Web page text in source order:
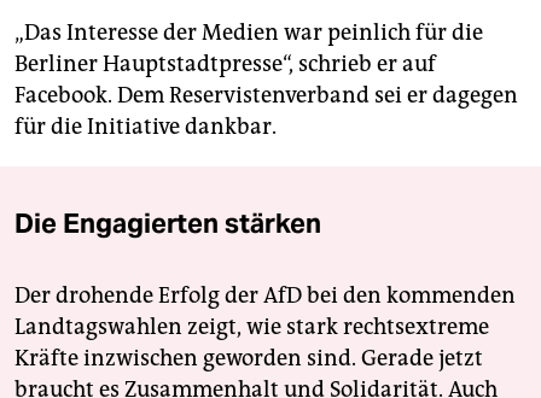
„Das Interesse der Medien war peinlich für die
Berliner Hauptstadtpresse“, schrieb er auf
Facebook. Dem Reservistenverband sei er dagegen
für die Initiative dankbar.
Die Engagierten stärken
Der drohende Erfolg der AfD bei den kommenden
Landtagswahlen zeigt, wie stark rechtsextreme
Kräfte inzwischen geworden sind. Gerade jetzt
braucht es Zusammenhalt und Solidarität. Auch